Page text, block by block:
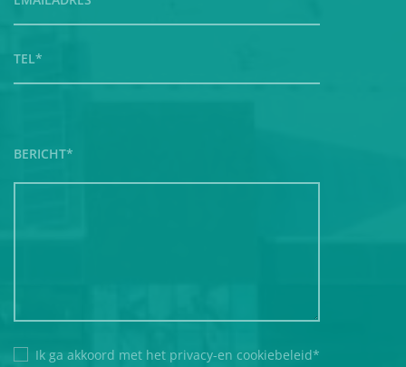
BERICHT*
Ik ga akkoord met het privacy-en cookiebeleid*